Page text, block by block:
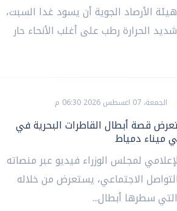
الأرصاد الجوية أن يسود غدا السبت،
الحرارة رطب على أغلب الأنحاء حار
الجمعة، 07 اغسطس 2026 06:30 م
قصة أبطال القاطرات البحرية في
ميناء دمياط
لمجلس الوزراء فيديو عبر منصاته
الاجتماعي، يستعرض من خلاله
سطرها أبطال...